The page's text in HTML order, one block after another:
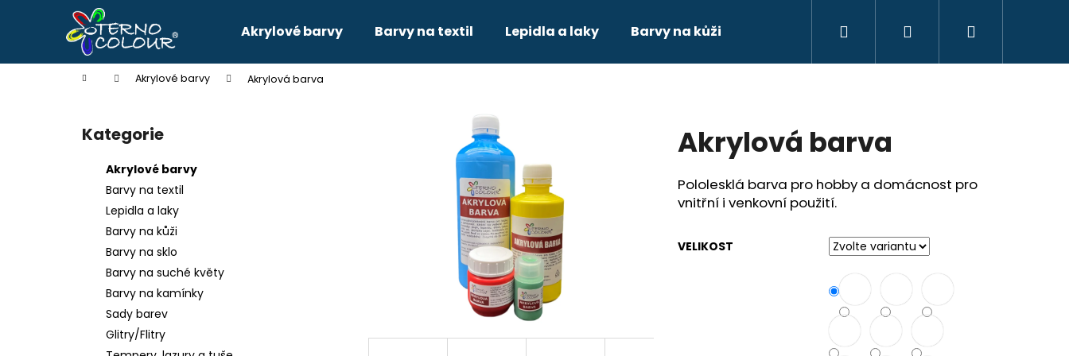
Akrylové barvy Barvy na textil Lepidla a laky Barvy na kůži Barvy na sklo Barvy na suché květy
Přihlášení
Domů Akrylové barvy Akrylová barva
Přeskočit
kategorie
Kategorie
Akrylové barvy
Barvy na textil
Lepidla a laky
Barvy na kůži
Barvy na sklo
Barvy na suché květy
Barvy na kamínky
Sady barev
Glitry/Flitry
Akrylová barva
Pololesklá barva pro hobby a domácnost pro
vnitřní i venkovní použití.
VELIKOST
í
Zpět
do
Zpět
do
Doporučujeme
Následující